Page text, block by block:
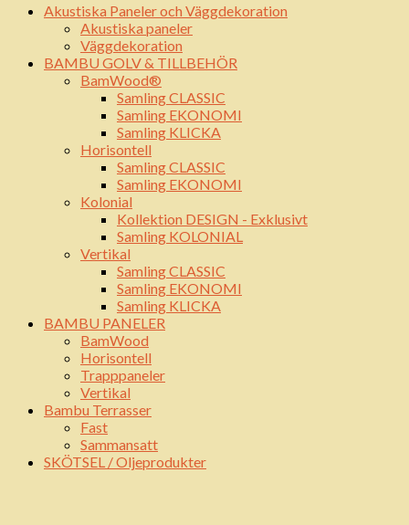
Akustiska Paneler och Väggdekoration
Akustiska paneler
Väggdekoration
BAMBU GOLV & TILLBEHÖR
BamWood®
Samling CLASSIC
Samling EKONOMI
Samling KLICKA
Horisontell
Samling CLASSIC
Samling EKONOMI
Kolonial
Kollektion DESIGN - Exklusivt
Samling KOLONIAL
Vertikal
Samling CLASSIC
Samling EKONOMI
Samling KLICKA
BAMBU PANELER
BamWood
Horisontell
Trapppaneler
Vertikal
Bambu Terrasser
Fast
Sammansatt
SKÖTSEL / Oljeprodukter